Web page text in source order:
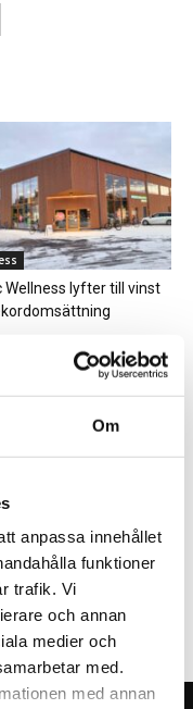
Om
anpassa innehållet
funktioner
trafik. Vi
och annan
medier och
med.
med annan
Wellness lyfter till vinst
och Advagym startar
och distribution i